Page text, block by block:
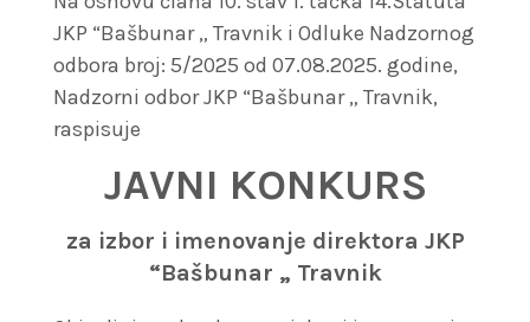
JKP “Bašbunar „ Travnik i Odluke Nadzornog
odbora broj: 5/2025 od 07.08.2025. godine,
Nadzorni odbor JKP “Bašbunar „ Travnik,
raspisuje
JAVNI KONKURS
za izbor i imenovanje direktora JKP
“Bašbunar „ Travnik